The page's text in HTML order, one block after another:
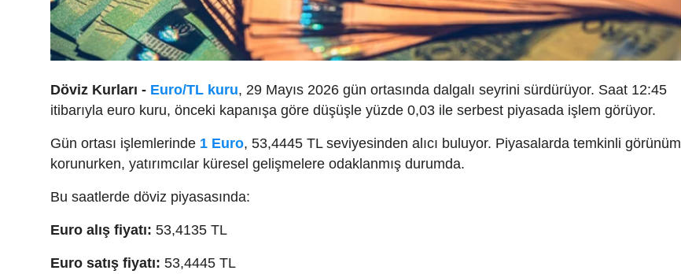
Döviz Kurları - Euro/TL kuru, 29 Mayıs 2026 gün ortasında dalgalı seyrini sürdürüyor. Saat 12:45
itibarıyla euro kuru, önceki kapanışa göre düşüşle yüzde 0,03 ile serbest piyasada işlem görüyor.
Gün ortası işlemlerinde 1 Euro, 53,4445 TL seviyesinden alıcı buluyor. Piyasalarda temkinli görünüm
korunurken, yatırımcılar küresel gelişmelere odaklanmış durumda.
Bu saatlerde döviz piyasasında:
Euro alış fiyatı: 53,4135 TL
Euro satış fiyatı: 53,4445 TL